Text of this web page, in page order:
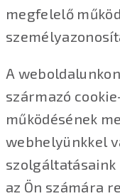
megfelelő
A
származó
működésének
webhelyünkkel
szolgáltatásaink
az Ön számára